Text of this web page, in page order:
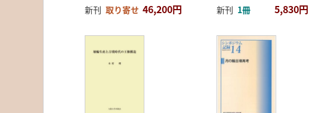
新刊 取り寄せ 46,200円
新刊 1冊 5,830円